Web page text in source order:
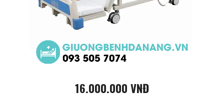
16.000.000 VNĐ